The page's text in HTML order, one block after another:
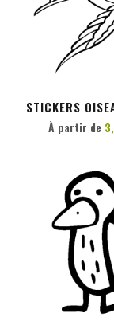
STICKERS
À partir de